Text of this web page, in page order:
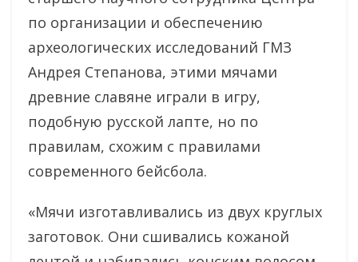
по организации и обеспечению
археологических исследований ГМЗ
Андрея Степанова, этими мячами
древние славяне играли в игру,
подобную русской лапте, но по
правилам, схожим с правилами
современного бейсбола.
«Мячи изготавливались из двух круглых
заготовок. Они сшивались кожаной